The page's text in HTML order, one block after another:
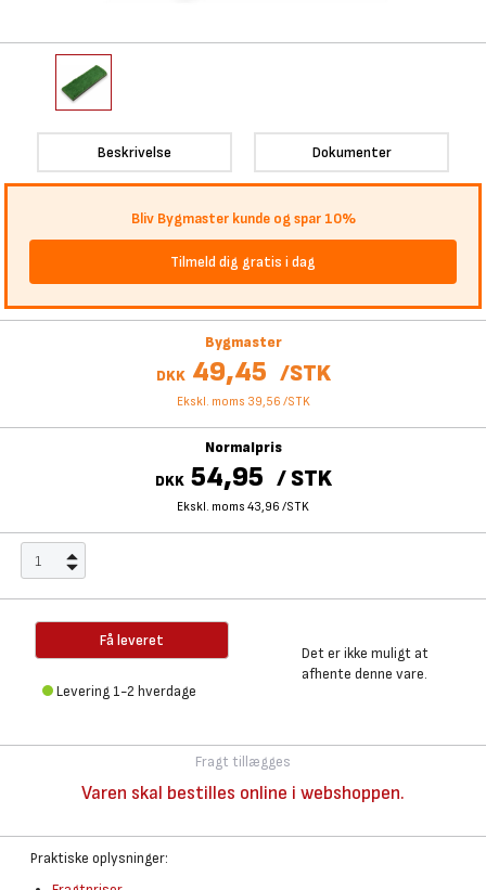
Beskrivelse Dokumenter
Bliv Bygmaster kunde og spar 10%
Tilmeld dig gratis i dag
Bygmaster
DKK 49,45 /STK
Ekskl. moms 39,56 /STK
Normalpris
DKK 54,95 / STK
Ekskl. moms 43,96 /STK
Få leveret
Levering 1-2 hverdage
Det er ikke muligt at
afhente denne vare.
Fragt tillægges
Varen skal bestilles online i webshoppen.
Praktiske oplysninger: